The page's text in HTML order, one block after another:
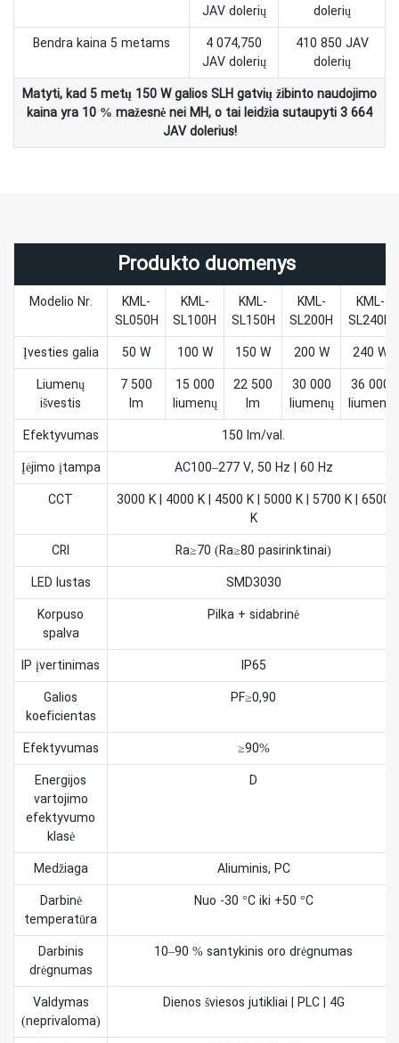
JAV dolerių
dolerių
Bendra kaina 5 metams
4 074,750
JAV dolerių
410 850 JAV
dolerių
Matyti, kad 5 metų 150 W galios SLH gatvių žibinto naudojimo
kaina yra 10 % mažesnė nei MH, o tai leidžia sutaupyti 3 664
JAV dolerius!
Produkto duomenys
Modelio Nr.
KML-
SL050H
KML-
SL100H
KML-
SL150H
KML-
SL200H
KML-
SL240H
Įvesties galia
50 W 100 W 150 W 200 W
240 W
Liumenų
išvestis
7 500
lm
15 000
liumenų
22 500
lm
30 000
liumenų
36 000
liumenų
Efektyvumas
150 lm/val.
Įėjimo įtampa
AC100–277 V, 50 Hz | 60 Hz
CCT
3000 K | 4000 K | 4500 K | 5000 K | 5700 K | 6500
K
CRI
Ra≥70 (Ra≥80 pasirinktinai)
LED lustas
SMD3030
Korpuso
spalva
Pilka + sidabrinė
IP įvertinimas
IP65
Galios
koeficientas
PF≥0,90
Efektyvumas
≥90%
Energijos
vartojimo
efektyvumo
klasė
D
Medžiaga
Aliuminis, PC
Darbinė
temperatūra
Nuo -30 °C iki +50 °C
Darbinis
drėgnumas
10–90 % santykinis oro drėgnumas
Valdymas
(neprivaloma)
Dienos šviesos jutikliai | PLC | 4G